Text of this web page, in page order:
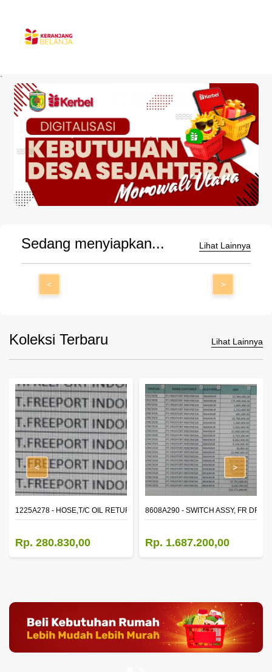
`
Sedang menyiapkan... Lihat Lainnya
< >
Koleksi Terbaru Lihat Lainnya
1225A278 - HOSE,T/C OIL RETURN TUBE
Rp. 280.830,00
8608A290 - SWITCH ASSY, FR DR
Rp. 1.687.200,00
< >